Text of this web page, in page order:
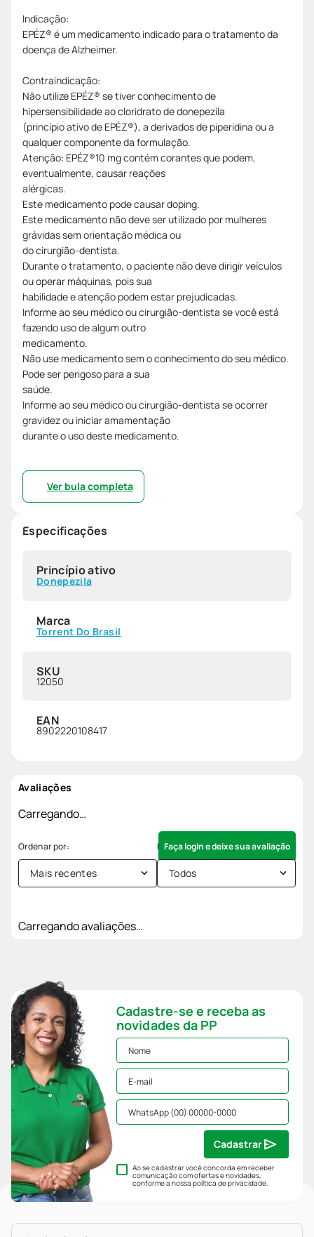
Indicação:
EPÉZ® é um medicamento indicado para o tratamento da
doença de Alzheimer.
Contraindicação:
Não utilize EPÉZ® se tiver conhecimento de
hipersensibilidade ao cloridrato de donepezila
(princípio ativo de EPÉZ®), a derivados de piperidina ou a
qualquer componente da formulação.
Atenção: EPÉZ®10 mg contém corantes que podem,
eventualmente, causar reações
alérgicas.
Este medicamento pode causar doping.
Este medicamento não deve ser utilizado por mulheres
grávidas sem orientação médica ou
do cirurgião-dentista.
Durante o tratamento, o paciente não deve dirigir veículos
ou operar máquinas, pois sua
habilidade e atenção podem estar prejudicadas.
Informe ao seu médico ou cirurgião-dentista se você está
fazendo uso de algum outro
medicamento.
Não use medicamento sem o conhecimento do seu médico.
Pode ser perigoso para a sua
saúde.
Informe ao seu médico ou cirurgião-dentista se ocorrer
gravidez ou iniciar amamentação
durante o uso deste medicamento.
Ver bula completa
Especificações
Princípio ativo
Donepezila
Marca
Torrent Do Brasil
SKU
12050
EAN
8902220108417
Avaliações
Carregando…
Faça login e deixe sua avaliação
Mais recentes Todos
Carregando avaliações…
Cadastre-se e receba as
novidades da PP
Ao se cadastrar você concorda em receber
comunicação com ofertas e novidades,
conforme a nossapolítica de privacidade.
Cadastrar